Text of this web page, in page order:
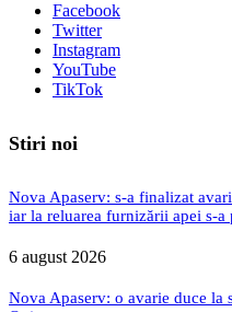
Facebook
Twitter
Instagram
YouTube
TikTok
Stiri noi
Nova Apaserv: s-a finalizat
iar la reluarea furnizării apei s-a
6 august 2026
Nova Apaserv: o avarie duce la